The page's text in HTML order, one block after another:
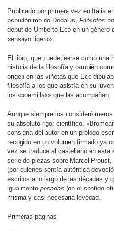
Publicado por primera vez en Italia
pseudónimo de Dedalus, Filósofos
debut de Umberto Eco en un género
«ensayo ligero».
El libro, que puede leerse como una
historia de la filosofía y también
origen en las viñetas que Eco
filosofía a los que asistía en su
los «poemillas» que las acompañan.
Aunque siempre los consideró
su absoluto rigor científico.
consigna del autor en un prólogo
recogido en un volumen firmado ya
vez se traduce al castellano en
serie de piezas sobre Marcel
(por quienes sentía auténtica
escritos a lo largo de las décadas y
igualmente pesadas (en el sentido
misma y casi necesaria levedad.
Primeras páginas